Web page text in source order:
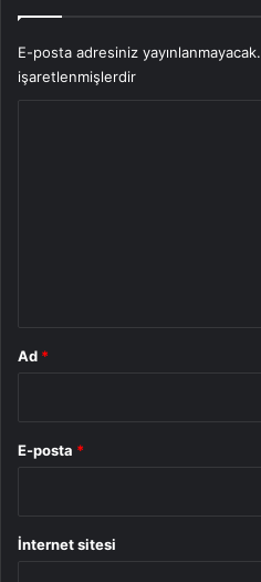
E-posta adresiniz yayınlanmayacak.
işaretlenmişlerdir
Ad *
E-posta *
İnternet sitesi